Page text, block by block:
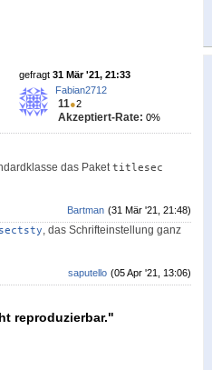
gefragt 31 Mär '21, 21:33
Fabian2712
11●2
Akzeptiert-Rate: 0%
das Pakettitlesec
(31 Mär '21, 21:48)
Bartman
sectsty, das Schrifteinstellung ganz
(05 Apr '21, 13:06)
saputello
reproduzierbar."